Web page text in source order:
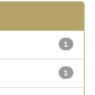
1
1